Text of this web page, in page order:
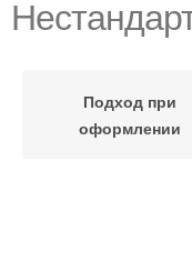
Подход при
оформлении